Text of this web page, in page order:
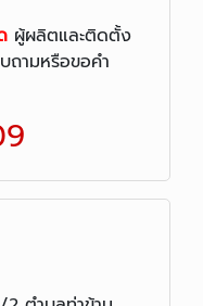
ผู้ผลิตและติดตั้ง
ถามหรือขอคำ